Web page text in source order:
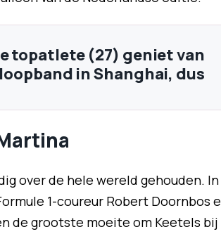
topatlete (27) geniet van
in Shanghai, dus
over de hele wereld gehouden. In
1-coureur Robert Doornbos
de grootste moeite om Keetels bij